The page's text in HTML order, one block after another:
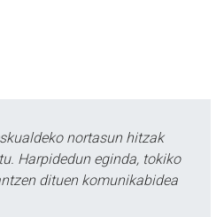
nortasun hitzak
Harpidedun eginda, tokiko
dituen komunikabidea